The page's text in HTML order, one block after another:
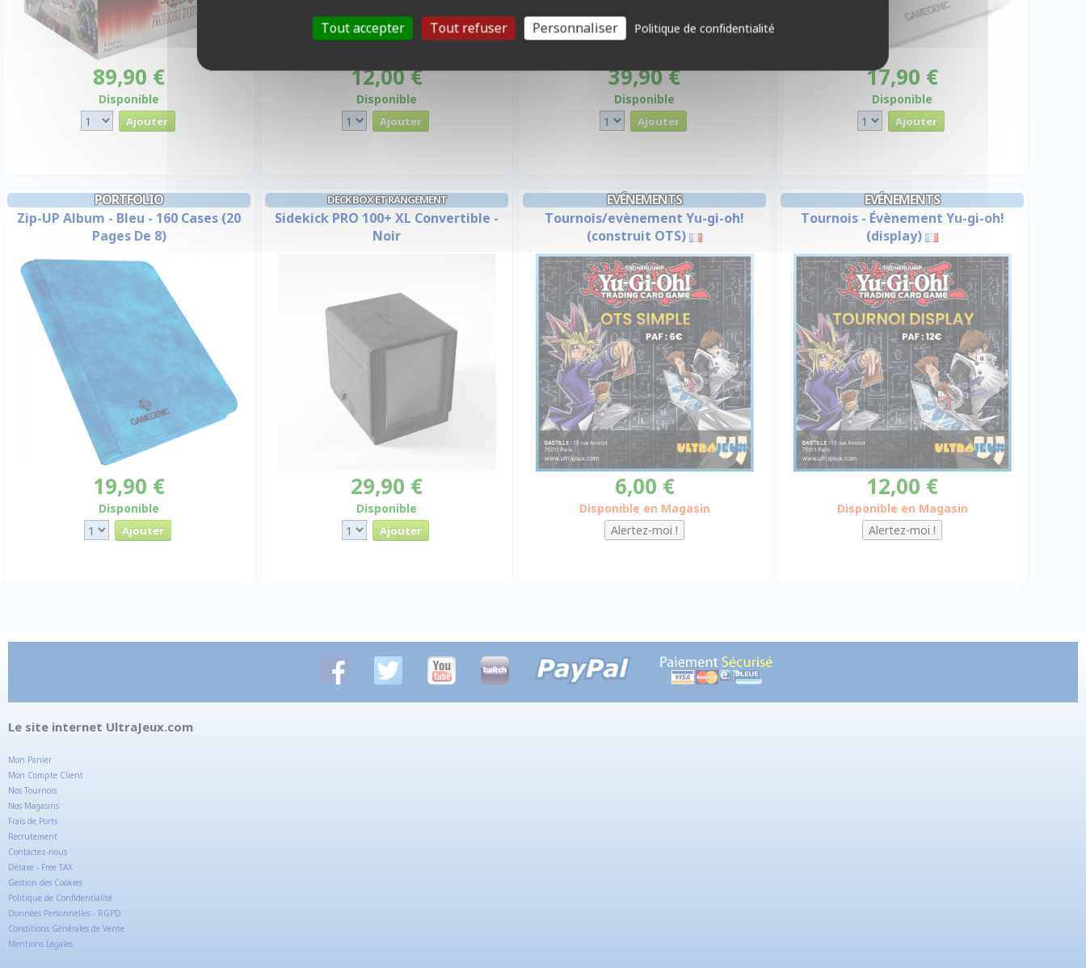
89,90 €
Disponible
12,00 €
Disponible
39,90 €
Disponible
17,90 €
Disponible
PORTFOLIO
Zip-UP Album - Bleu - 160 Cases (20
Pages De 8)
19,90 €
Disponible
DECK BOX ET RANGEMENT
Sidekick PRO 100+ XL Convertible -
Noir
29,90 €
Disponible
EVÉNEMENTS
Tournois/evènement Yu-gi-oh!
(construit OTS)
6,00 €
Disponible en Magasin
EVÉNEMENTS
Tournois - Évènement Yu-gi-oh!
(display)
12,00 €
Disponible en Magasin
Le site internet UltraJeux.com
Mon Panier
Mon Compte Client
Nos Tournois
Nos Magasins
Frais de Ports
Recrutement
Contactez-nous
Détaxe - Free TAX
Gestion des Cookies
Politique de Confidentialité
Données Personnelles - RGPD
Conditions Générales de Vente
Mentions Légales
Tout accepter Tout refuser Personnaliser Politique de confidentialité